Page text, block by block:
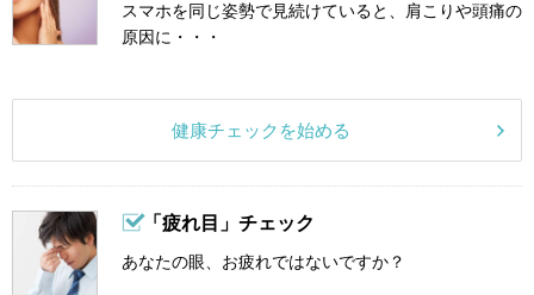
スマホを同じ姿勢で見続けていると、肩こりや頭痛の
原因に・・・
健康チェックを始める
「疲れ目」チェック
あなたの眼、お疲れではないですか？